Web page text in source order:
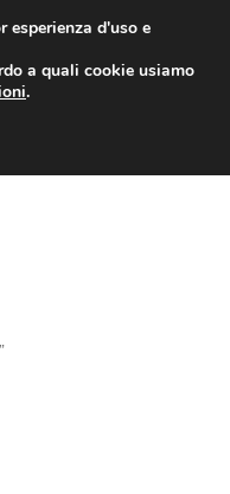
7 EUR
/800 580 290
d'uso e
a quali cookie usiamo
.